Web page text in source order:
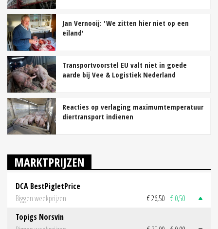
Jan Vernooij: 'We zitten hier niet op een
eiland'
Transportvoorstel EU valt niet in goede
aarde bij Vee & Logistiek Nederland
Reacties op verlaging maximumtemperatuur
diertransport indienen
MARKTPRIJZEN
DCA BestPigletPrice
Biggen weekprijzen
€ 26,50 € 0,50
Topigs Norsvin